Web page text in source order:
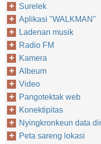
Surelek
Aplikasi "WALKMAN"
Ladenan musik
Radio FM
Kamera
Albeum
Video
Pangotektak web
Konektipitas
Nyingkronkeun data
Peta sareng lokasi